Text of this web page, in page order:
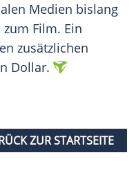
Medien bislang
Film. Ein
zusätzlichen
Dollar.
ZUR STARTSEITE